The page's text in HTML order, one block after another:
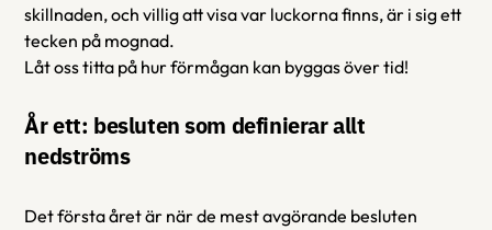
skillnaden, och villig att visa var luckorna finns, är i sig ett
tecken på mognad.
Låt oss titta på hur förmågan kan byggas över tid!
År ett: besluten som definierar allt
nedströms
Det första året är när de mest avgörande besluten